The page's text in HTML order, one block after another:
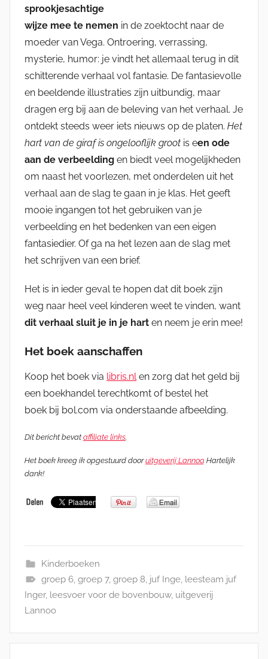
sprookjesachtige
wijze mee te nemen in de zoektocht naar de
moeder van Vega. Ontroering, verrassing,
mysterie, humor: je vindt het allemaal terug in dit
schitterende verhaal vol fantasie. De fantasievolle
en beeldende illustraties zijn uitbundig, maar
dragen erg bij aan de beleving van het verhaal. Je
ontdekt steeds weer iets nieuws op de platen. Het
hart van de giraf is ongelooflijk groot is een ode
aan de verbeelding en biedt veel mogelijkheden
om naast het voorlezen, met onderdelen uit het
verhaal aan de slag te gaan in je klas. Het geeft
mooie ingangen tot het gebruiken van je
verbeelding en het bedenken van een eigen
fantasiedier. Of ga na het lezen aan de slag met
het schrijven van een brief.
Het is in ieder geval te hopen dat dit boek zijn
weg naar heel veel kinderen weet te vinden, want
dit verhaal sluit je in je hart en neem je erin mee!
Het boek aanschaffen
Koop het boek via libris.nlen zorg dat het geld bij
een boekhandel terechtkomt of bestel het
boek bij bol.com via onderstaande afbeelding.
Dit bericht bevat affiliate links.
Het boek kreeg ik opgestuurd dooruitgeverij Lannoo. Hartelijk
dank!
Kinderboeken
groep 6, groep 7, groep 8, juf Inge, leesteam juf
Inger, leesvoer voor de bovenbouw, uitgeverij
Lannoo